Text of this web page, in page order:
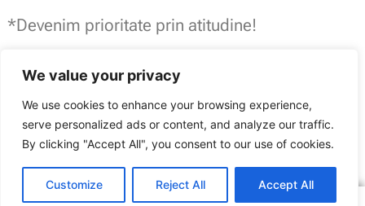
We value your privacy
We use cookies to enhance your browsing experience,
serve personalized ads or content, and analyze our traffic.
By clicking "Accept All", you consent to our use of cookies.
Customize Reject All Accept All
*Devenim prioritate prin atitudine!
AfiliatPublisind
MembruBlocul National Sindical – BNS –
Sindicatul Național Sport și Tineret: Descentralizare forțată
ARTICOLUL ANTERIOR
Skateboard, recunoscut oficial în România
Copyright © 2016 – 2026 SNST